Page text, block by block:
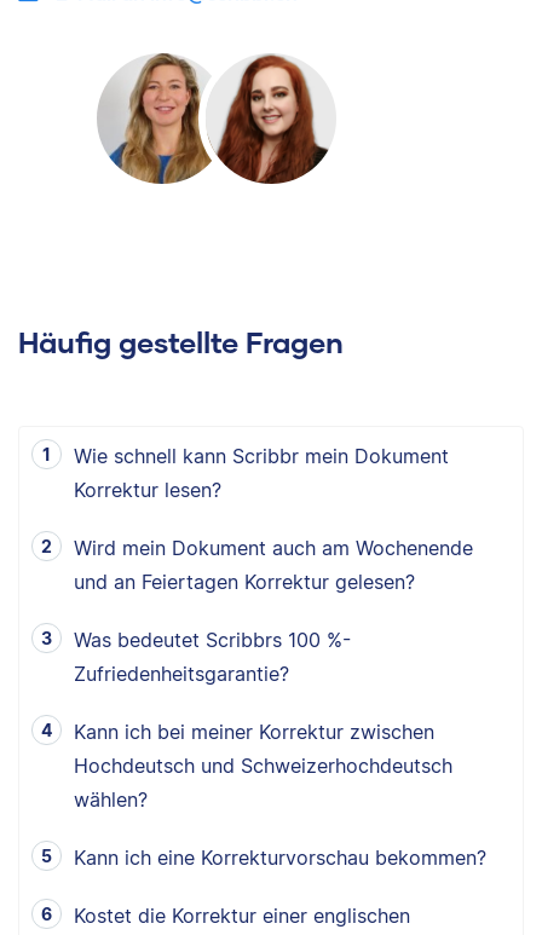
Häufig gestellte Fragen
Wie schnell kann Scribbr mein Dokument
Korrektur lesen?
Wird mein Dokument auch am Wochenende
und an Feiertagen Korrektur gelesen?
Was bedeutet Scribbrs 100 %-
Zufriedenheitsgarantie?
Kann ich bei meiner Korrektur zwischen
Hochdeutsch und Schweizerhochdeutsch
wählen?
Kann ich eine Korrekturvorschau bekommen?
Kostet die Korrektur einer englischen